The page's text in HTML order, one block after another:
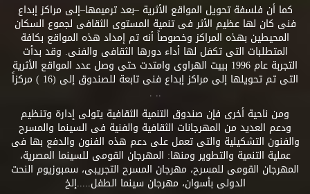
كما أن فلسفة تحويل المواقع الأثرية –بعد ترميمها–إلى مراكز إبداع
فنى كان لها عظيم الأثر فى تنمية المستوى الثقافى لجموع السكان
المحيطين بهذه المراكز وخصوصاً أنه تم إمداد هذه المواقع بكافة
المتطلبات التى تكفل لها أداء دورها الثقافى والفنى. وقد بدأت
التجربة عام 1996 ببيت الهراوى وامتدت حتى وصل عدد المواقع الأثرية
التى تم تحويلها إلى مراكز إبداع فنى تابعة للصندوق إلى (16 ) مركزاً
.. .
ومن ناحية أخرى فإن صندوق التنمية الثقافية يتولى إدارة وتنظيم
ودعم العديد من المهرجانات الثقافية والفنية فى السينما والمسرح
والفنون التشكيلية والتى تعمل على دعم هذه الفنون والدفع بها فى
عملية التنمية والتطوير ومنها: المهرجان القومى للسينما المصرية،
المهرجان القومى للمسرح، مهرجان المسرح التجريبى، سمبوزيوم النحت
الدولى بأسوان، مهرجان سينما الطفل.....إلخ